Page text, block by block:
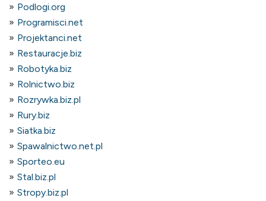
Podlogi.org
Programisci.net
Projektanci.net
Restauracje.biz
Robotyka.biz
Rolnictwo.biz
Rozrywka.biz.pl
Rury.biz
Siatka.biz
Spawalnictwo.net.pl
Sporteo.eu
Stal.biz.pl
Stropy.biz.pl